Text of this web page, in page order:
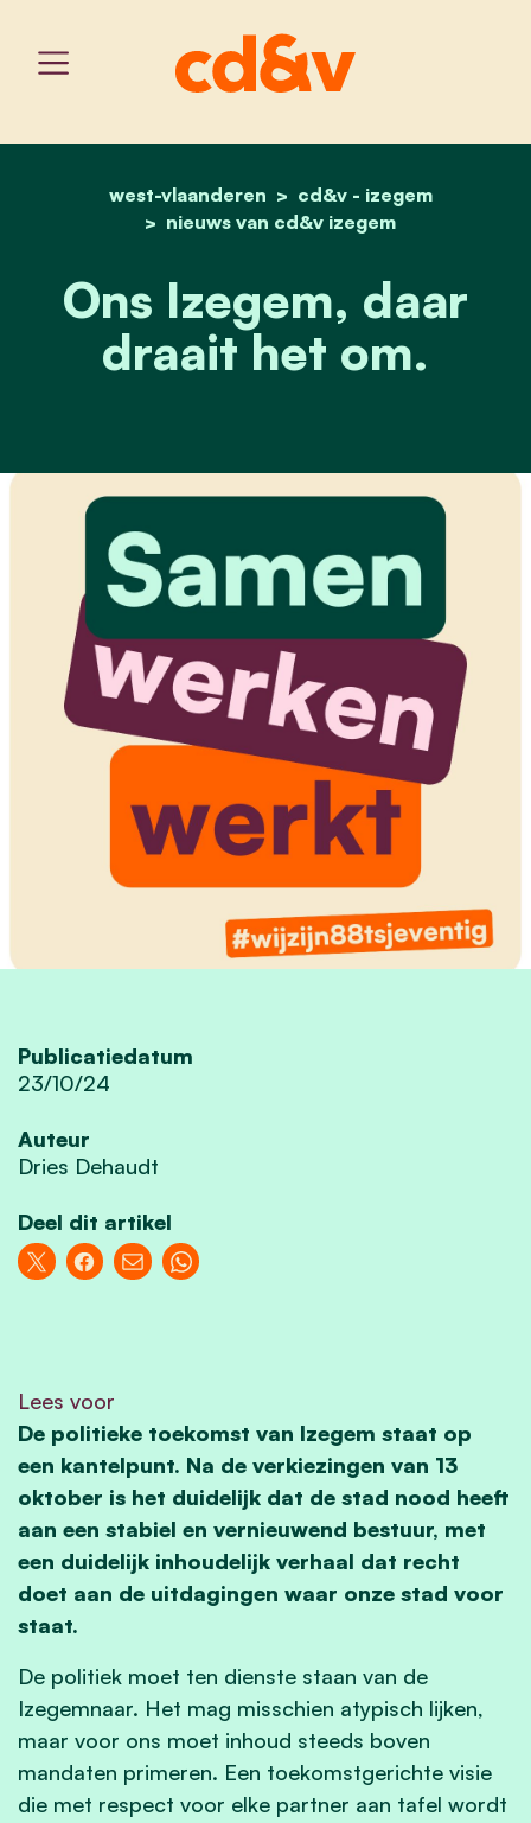
home
west-vlaanderen
cd&v - izegem
nieuws van cd&v izegem
ons izegem, daar draait
Ons Izegem, daar
draait het om.
Publicatiedatum
23/10/24
Auteur
Dries Dehaudt
Deel dit artikel
Lees voor
De politieke toekomst van Izegem staat op
een kantelpunt. Na de verkiezingen van 13
oktober is het duidelijk dat de stad nood heeft
aan een stabiel en vernieuwend bestuur, met
een duidelijk inhoudelijk verhaal dat recht
doet aan de uitdagingen waar onze stad voor
staat.
De politiek moet ten dienste staan van de
Izegemnaar. Het mag misschien atypisch lijken,
maar voor ons moet inhoud steeds boven
mandaten primeren. Een toekomstgerichte visie
die met respect voor elke partner aan tafel wordt